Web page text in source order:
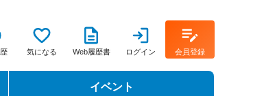
気になる Web履歴書 ログイン 会員登録
イベント